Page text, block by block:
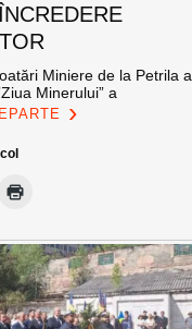
Miniere de la Petrila a
Minerului” a